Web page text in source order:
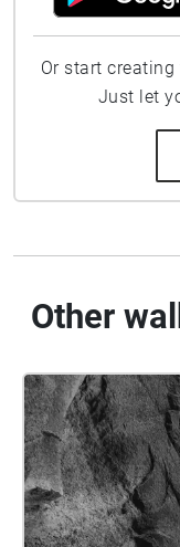
Or start creating
Just let
Other